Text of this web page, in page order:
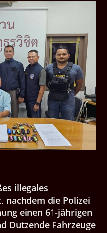
illegales
nachdem die Polizei
einen 61-jährigen
Dutzende Fahrzeuge